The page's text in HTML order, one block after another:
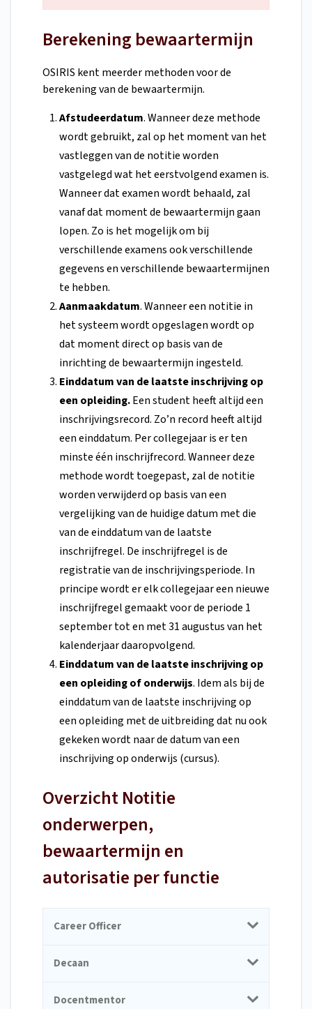
Berekening bewaartermijn
OSIRIS kent meerder methoden voor de
berekening van de bewaartermijn.
Afstudeerdatum. Wanneer deze methode
wordt gebruikt, zal op het moment van het
vastleggen van de notitie worden
vastgelegd wat het eerstvolgend examen is.
Wanneer dat examen wordt behaald, zal
vanaf dat moment de bewaartermijn gaan
lopen. Zo is het mogelijk om bij
verschillende examens ook verschillende
gegevens en verschillende bewaartermijnen
te hebben.
Aanmaakdatum. Wanneer een notitie in
het systeem wordt opgeslagen wordt op
dat moment direct op basis van de
inrichting de bewaartermijn ingesteld.
Einddatum van de laatste inschrijving op
een opleiding.Een student heeft altijd een
inschrijvingsrecord. Zo’n record heeft altijd
een einddatum. Per collegejaar is er ten
minste één inschrijfrecord. Wanneer deze
methode wordt toegepast, zal de notitie
worden verwijderd op basis van een
vergelijking van de huidige datum met die
van de einddatum van de laatste
inschrijfregel. De inschrijfregel is de
registratie van de inschrijvingsperiode. In
principe wordt er elk collegejaar een nieuwe
inschrijfregel gemaakt voor de periode 1
september tot en met 31 augustus van het
kalenderjaar daaropvolgend.
Einddatum van de laatste inschrijving op
een opleiding of onderwijs. Idem als bij de
einddatum van de laatste inschrijving op
een opleiding met de uitbreiding dat nu ook
gekeken wordt naar de datum van een
inschrijving op onderwijs (cursus).
Overzicht Notitie
onderwerpen,
bewaartermijn en
autorisatie per functie
Career Officer
Decaan
Docentmentor